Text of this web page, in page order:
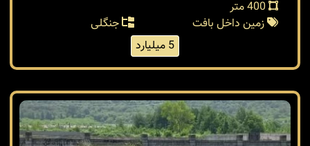
زمین داخل بافت
جنگلی
5 میلیارد